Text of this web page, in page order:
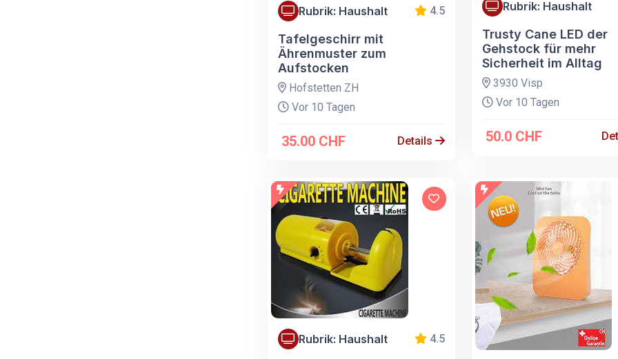
Rubrik: Haushalt 4.5
Tafelgeschirr mit
Ährenmuster zum
Aufstocken
Hofstetten ZH
Vor 10 Tagen
35.00 CHF Details
Rubrik: Haushalt
Trusty Cane LED der
Gehstock für mehr
Sicherheit im Alltag
3930 Visp
Vor 10 Tagen
50.0 CHF
Rubrik: Haushalt 4.5